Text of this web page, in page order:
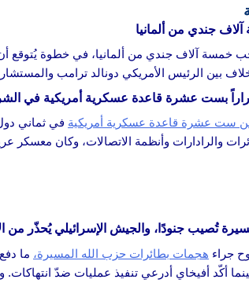
جندي من ألمانيا
خمسة آلاف جندي من ألمانيا، في خطوة
بين الرئيس الأمريكي دونالد ترامب
بست عشرة قاعدة عسكرية أمريكية في
ست عشرة قاعدة عسكرية أمريكية في ثماني
والرادارات وأنظمة الاتصالات، وكان معسكر
تُصيب جنودًا، والجيش الإسرائيلي يُحذّر من
جراء هجمات بطائرات حزب الله المسيرة، ما
أكّد أفيخاي أدرعي تنفيذ عمليات ضدّ